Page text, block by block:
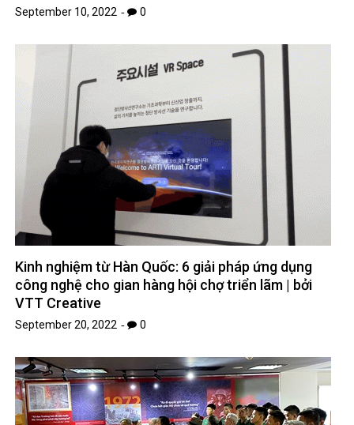
September 10, 2022 0
Kinh nghiệm từ Hàn Quốc: 6 giải pháp ứng dụng
công nghệ cho gian hàng hội chợ triển lãm | bởi
VTT Creative
September 20, 2022 0